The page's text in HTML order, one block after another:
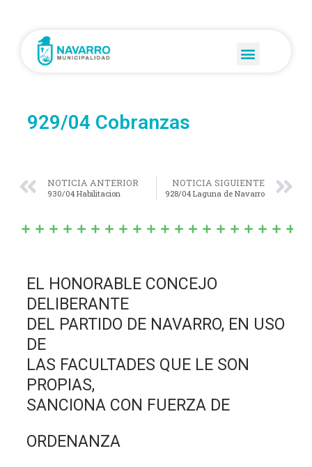
929/04 Cobranzas
NOTICIA ANTERIOR
930/04 Habilitacion
NOTICIA SIGUIENTE
928/04 Laguna de Navarro
EL HONORABLE CONCEJO
DELIBERANTE
DEL PARTIDO DE NAVARRO, EN USO
DE
LAS FACULTADES QUE LE SON
PROPIAS,
SANCIONA CON FUERZA DE
ORDENANZA